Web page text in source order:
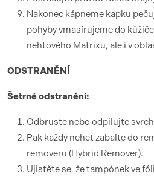
Nakonec kápneme kapku
pohyby vmasírujeme do
nehtového Matrixu, ale i v
ODSTRANĚNÍ
Šetrné odstranění:
Odbruste nebo odpilujte
Pak každý nehet zabalte do
removeru (Hybrid Remover).
Ujistěte se, že tampónek ve